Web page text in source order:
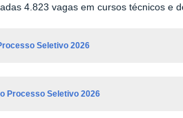
4.823 vagas em cursos técnicos e
Seletivo 2026
Processo Seletivo 2026